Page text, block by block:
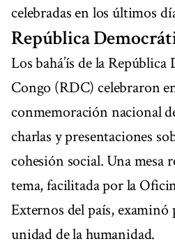
celebradas en los últimos
República
Los bahá’ís de la
Congo (RDC) celebraron
conmemoración nacional
charlas y presentaciones
cohesión social. Una mesa
tema, facilitada por la
Externos del país,
unidad de la humanidad.